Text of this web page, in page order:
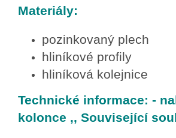
Materiály:
pozinkovaný plech
hliníkové profily
hliníková kolejnice
Technické informace: -
kolonce ,, Související